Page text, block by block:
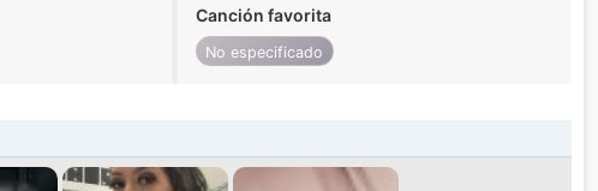
Canción favorita
No especificado